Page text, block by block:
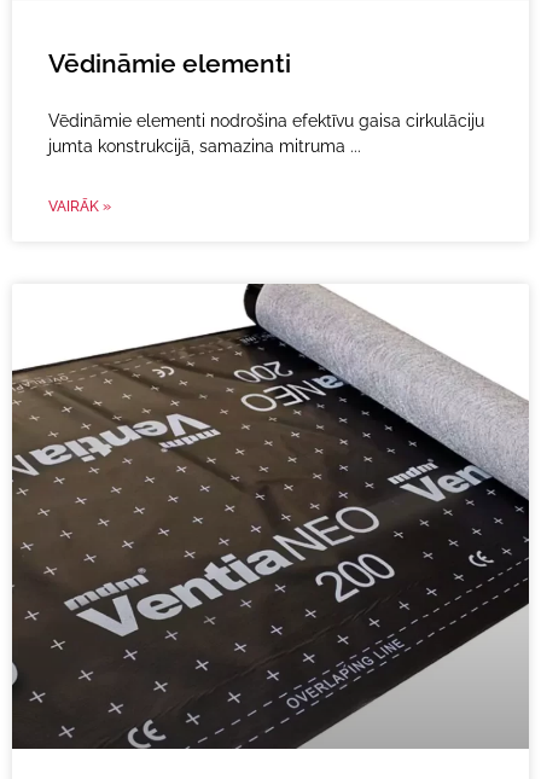
Vēdināmie elementi
Vēdināmie elementi nodrošina efektīvu gaisa cirkulāciju
jumta konstrukcijā, samazina mitruma
VAIRĀK »